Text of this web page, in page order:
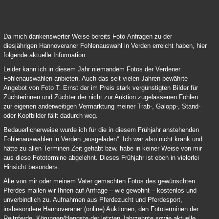
Verden Online Fohlenauktion 2021 03
Da mich dankenswerter Weise bereits Foto-Anfragen zu der
diesjährigen Hannoveraner Fohlenauswahl in Verden erreicht haben, hier
folgende aktuelle Information.
Leider kann ich in diesem Jahr niemandem Fotos der Verdener
Fohlenauswahlen anbieten. Auch das seit vielen Jahren bewährte
Angebot von Foto T. Ernst der im Preis stark vergünstigten Bilder für
Züchterinnen und Züchter der nicht zur Auktion zugelassenen Fohlen
zur eigenen anderweitigen Vermarktung meiner Trab-, Galopp-, Stand-
oder Kopfbilder fällt dadurch weg.
Bedauerlicherweise wurde ich für die in diesem Frühjahr anstehenden
Fohlenauswahlen in Verden „ausgeladen“. Ich war also nicht krank und
hätte zu allen Terminen Zeit gehabt bzw. habe in keiner Weise von mir
aus diese Fototermine abgelehnt. Dieses Frühjahr ist eben in vielerlei
Hinsicht besonders.
Alle von mir oder meinem Vater gemachten Fotos des gewünschten
Pferdes mailen wir Ihnen auf Anfrage – wie gewohnt – kostenlos und
unverbindlich zu. Aufnahmen aus Pferdezucht und Pferdesport,
insbesondere Hannoveraner (online) Auktionen, den Fototerminen der